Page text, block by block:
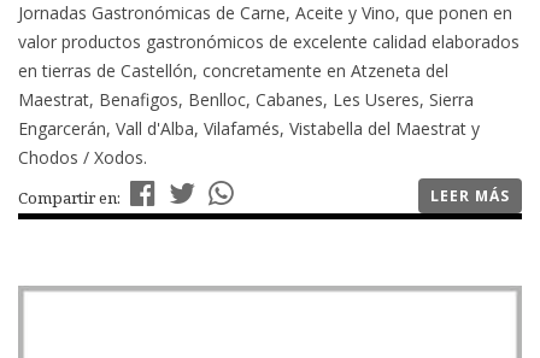
Jornadas Gastronómicas de Carne, Aceite y Vino, que ponen en
valor productos gastronómicos de excelente calidad elaborados
en tierras de Castellón, concretamente en Atzeneta del
Maestrat, Benafigos, Benlloc, Cabanes, Les Useres, Sierra
Engarcerán, Vall d'Alba, Vilafamés, Vistabella del Maestrat y
Chodos / Xodos.
Compartir en: LEER MÁS